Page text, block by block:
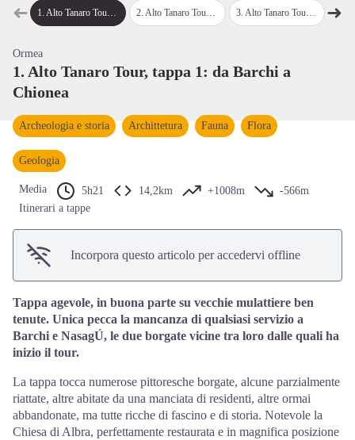
View picture in full screen
➜Passo precedente
1. Alto Tanaro Tour, tappa 1: da Barchi a Chionea 2.Alto Tanaro Tour, tappa 2: da Chionea a Quarzina 3. Alto Tanaro Tour, tappa 3: da Quarzina al Rifugio Mongioie 4.
➜
Ormea
1. Alto Tanaro Tour, tappa 1: da Barchi a
Chionea
Archeologia e storia Archittetura Fauna Flora
Geologia
Media 5h21 14,2km +1008m
-566m
Itinerari a tappe
Incorpora questo articolo per accedervi offline
Tappa agevole, in buona parte su vecchie mulattiere ben
tenute. Unica pecca la mancanza di qualsiasi servizio a
Barchi e NasagÚ, le due borgate vicine tra loro dalle quali ha
inizio il tour.
La tappa tocca numerose pittoresche borgate, alcune parzialmente
riattate, altre abitate da una manciata di residenti, altre ormai
abbandonate, ma tutte ricche di fascino e di storia. Notevole la
Chiesa di Albra, perfettamente restaurata e in magnifica posizione